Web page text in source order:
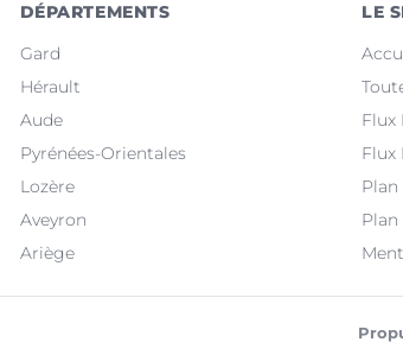
DÉPARTEMENTS
Gard
Hérault
Aude
Pyrénées-Orientales
Lozère
Aveyron
Ariège
LE
Flux
Flux